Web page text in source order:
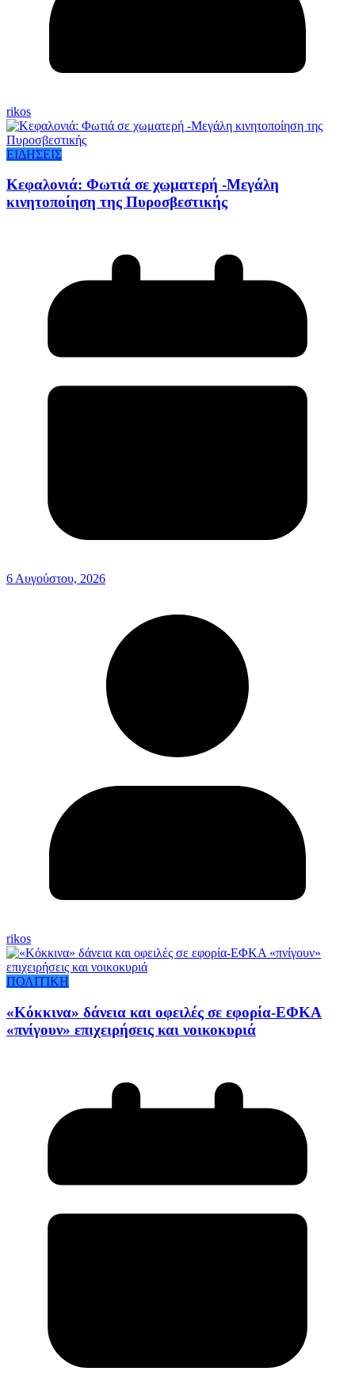
rikos
ΕΙΔΗΣΕΙΣ
Κεφαλονιά: Φωτιά σε χωματερή -Μεγάλη
κινητοποίηση της Πυροσβεστικής
6 Αυγούστου, 2026
rikos
ΠΟΛΙΤΙΚΗ
«Κόκκινα» δάνεια και οφειλές σε εφορία-ΕΦΚΑ
«πνίγουν» επιχειρήσεις και νοικοκυριά